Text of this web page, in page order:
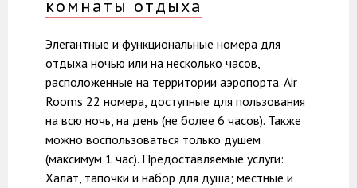
комнаты отдыха
Элегантные и функциональные номера для
отдыха ночью или на несколько часов,
расположенные на территории аэропорта. Air
Rooms 22 номера, доступные для пользования
на всю ночь, на день (не более 6 часов). Также
можно воспользоваться только душем
(максимум 1 час). Предоставляемые услуги:
Халат, тапочки и набор для душа; местные и